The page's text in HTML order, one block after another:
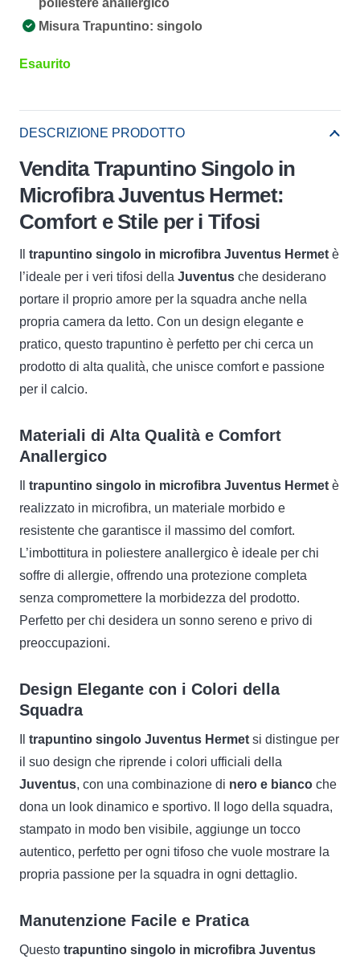
Misura Trapuntino: singolo
Esaurito
DESCRIZIONE PRODOTTO
Vendita Trapuntino Singolo in
Microfibra Juventus Hermet:
Comfort e Stile per i Tifosi
trapuntino singolo in microfibra Juventus Hermet è
l’ideale per i veri tifosi della Juventus che desiderano
portare il proprio amore per la squadra anche nella
propria camera da letto. Con un design elegante e
pratico, questo trapuntino è perfetto per chi cerca un
prodotto di alta qualità, che unisce comfort e passione
per il calcio.
Materiali di Alta Qualità e Comfort
Anallergico
trapuntino singolo in microfibra Juventus Hermet è
realizzato in microfibra, un materiale morbido e
resistente che garantisce il massimo del comfort.
L’imbottitura in poliestere anallergico è ideale per chi
soffre di allergie, offrendo una protezione completa
senza compromettere la morbidezza del prodotto.
Perfetto per chi desidera un sonno sereno e privo di
preoccupazioni.
Design Elegante con i Colori della
Squadra
trapuntino singolo Juventus Hermet si distingue per
il suo design che riprende i colori ufficiali della
Juventus, con una combinazione di nero e bianco che
dona un look dinamico e sportivo. Il logo della squadra,
stampato in modo ben visibile, aggiunge un tocco
autentico, perfetto per ogni tifoso che vuole mostrare la
propria passione per la squadra in ogni dettaglio.
Manutenzione Facile e Pratica
Questo trapuntino singolo in microfibra Juventus